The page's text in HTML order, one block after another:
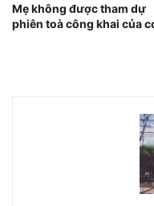
Mẹ không được tham dự
phiên toà công khai của